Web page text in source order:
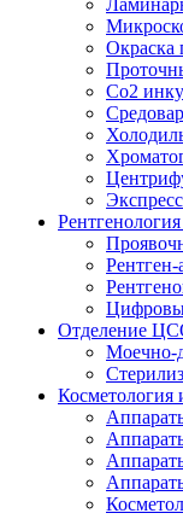
Окраска
Со2
Рентгенология
Отделение
Моечно-
Косметология